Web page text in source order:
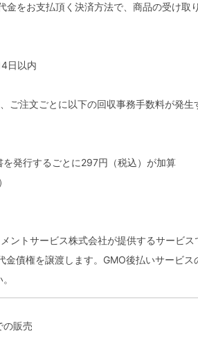
金をお支払頂く決済方法で、商品の受け
日以内
ご注文ごとに以下の回収事務手数料が発生
を発行するごとに297円（税込）が加算
ントサービス株式会社が提供するサービ
金債権を譲渡します。GMO後払いサービ
の販売